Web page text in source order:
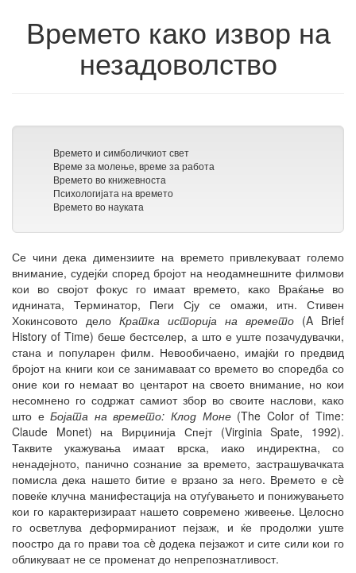
Времето како извор на
незадоволство
Времето и симболичкиот свет
Време за молење, време за работа
Времето во книжевноста
Психологијата на времето
Времето во науката
Се чини дека димензиите на времето привлекуваат големо
внимание, судејќи според бројот на неодамнешните филмови
кои во својот фокус го имаат времето, како Враќање во
иднината, Терминатор, Пеги Сју се омажи, итн. Стивен
Хокинсовото дело Кратка историја на времето (A Brief
History of Time) беше бестселер, а што е уште позачудувачки,
стана и популарен филм. Невообичаено, имајќи го предвид
бројот на книги кои се занимаваат со времето во споредба со
оние кои го немаат во центарот на своето внимание, но кои
несомнено го содржат самиот збор во своите наслови, како
што еБојата на времето: Клод Моне(The Color of Time:
Claude Monet) на Вирџинија Спејт (Virginia Spate, 1992).
Таквите укажувања имаат врска, иако индиректна, со
ненадејното, панично сознание за времето, застрашувачката
помисла дека нашето битие е врзано за него. Времето е сè
повеќе клучна манифестација на отуѓувањето и понижувањето
кои го карактеризираат нашето современо живеење. Целосно
го осветлува деформираниот пејзаж, и ќе продолжи уште
поостро да го прави тоа сè додека пејзажот и сите сили кои го
обликуваат не се променат до непрепознатливост.